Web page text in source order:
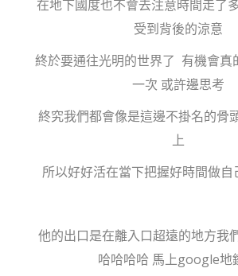
在地下國度也不會去注意時間走了
受到背後的涼意
終於要通往光明的世界了 有機會真
一次 或許邊思考
終究我們都會像是這邊不掛名的骨
上
所以好好活在當下把握好時間做自
他的出口是在離入口超遠的地方我
哈哈哈哈 馬上google地